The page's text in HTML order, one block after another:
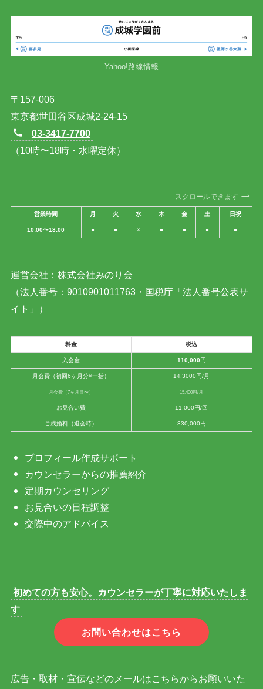
Yahoo!路線情報
〒157-006
東京都世田谷区成城2-24-15
03-3417-7700
（10時〜18時・水曜定休）
スクロールできます
営業時間 月 火 水 木 金 土 日祝
10:00〜18:00 ● ● × ● ● ● ●
運営会社：株式会社みのり会
（法人番号： 9010901011763・国税庁「法人番号公表サ
イト」）
料金 税込
入会金 110,000円
月会費（初回6ヶ月分×一括） 14,3000円/月
月会費（7ヶ月目〜） 15,400円/月
お見合い費 11,000円/回
ご成婚料（退会時） 330,000円
プロフィール作成サポート
カウンセラーからの推薦紹介
定期カウンセリング
お見合いの日程調整
交際中のアドバイス
初めての方も安心。カウンセラーが丁寧に対応いたしま
す
お問い合わせはこちら
広告・取材・宣伝などのメールはこちらからお願いいた